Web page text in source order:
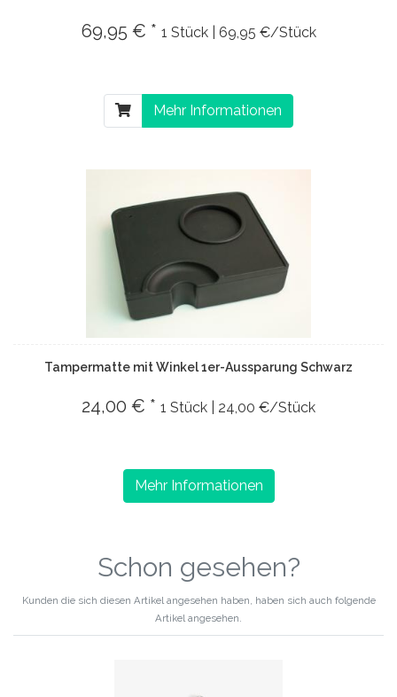
69,95 € * 1 Stück | 69,95 €/Stück
Mehr Informationen
Tampermatte mit Winkel 1er-Aussparung Schwarz
24,00 € * 1 Stück | 24,00 €/Stück
Mehr Informationen
Schon gesehen?
Kunden die sich diesen Artikel angesehen haben, haben sich auch folgende
Artikel angesehen.